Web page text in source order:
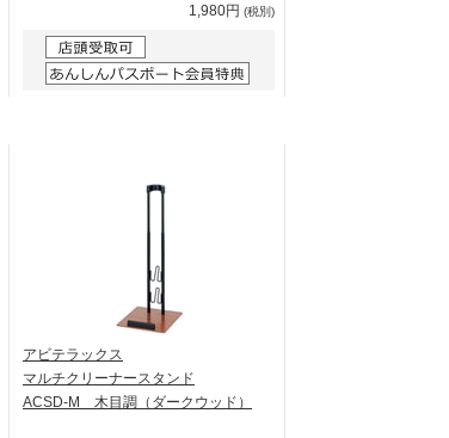
1,980円 (税別)
アビテラックス
マルチクリーナースタンド
ACSD-M 木目調（ダークウッド）